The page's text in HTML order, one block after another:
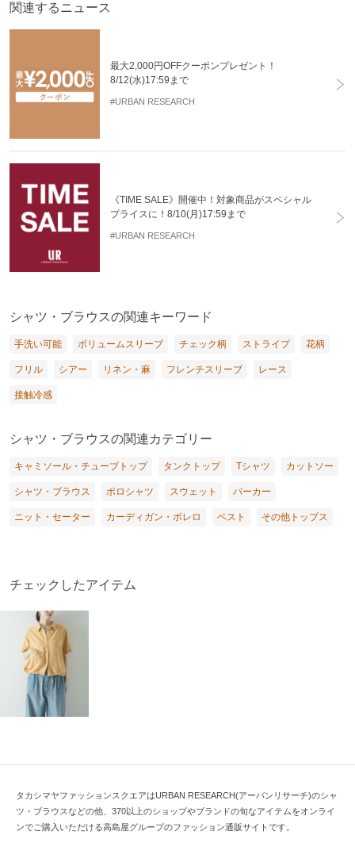
関連するニュース
最大2,000円OFFクーポンプレゼント！
8/12(水)17:59まで
#URBAN RESEARCH
《TIME SALE》開催中！対象商品がスペシャル
プライスに！8/10(月)17:59まで
#URBAN RESEARCH
シャツ・ブラウスの関連キーワード
手洗い可能 ボリュームスリーブ チェック柄 ストライプ 花柄
フリル シアー リネン・麻 フレンチスリーブ レース
接触冷感
シャツ・ブラウスの関連カテゴリー
キャミソール・チューブトップ タンクトップ Tシャツ カットソー
シャツ・ブラウス ポロシャツ スウェット パーカー
ニット・セーター カーディガン・ボレロ ベスト その他トップス
チェックしたアイテム
タカシマヤファッションスクエアはURBAN RESEARCH(アーバンリサーチ)のシャ
ツ・ブラウスなどの他、370以上のショップやブランドの旬なアイテムをオンライ
ンでご購入いただける高島屋グループのファッション通販サイトです。